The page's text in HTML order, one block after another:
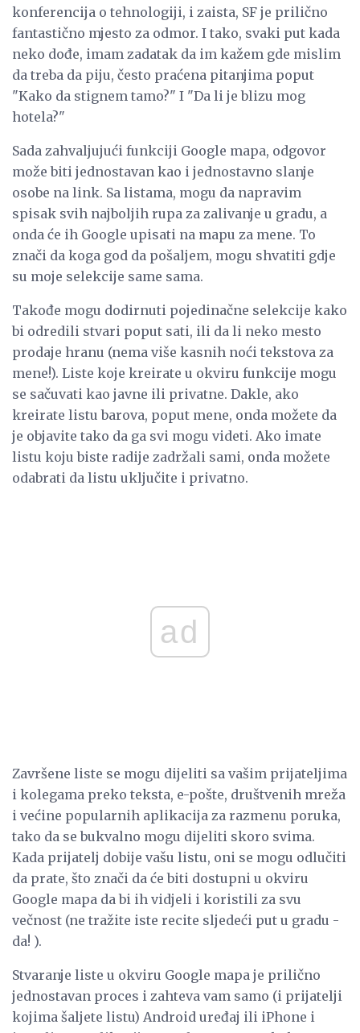
konferencija o tehnologiji, i zaista, SF je prilično
fantastično mjesto za odmor. I tako, svaki put kada
neko dođe, imam zadatak da im kažem gde mislim
da treba da piju, često praćena pitanjima poput
"Kako da stignem tamo?" I "Da li je blizu mog
hotela?"
Sada zahvaljujući funkciji Google mapa, odgovor
može biti jednostavan kao i jednostavno slanje
osobe na link. Sa listama, mogu da napravim
spisak svih najboljih rupa za zalivanje u gradu, a
onda će ih Google upisati na mapu za mene. To
znači da koga god da pošaljem, mogu shvatiti gdje
su moje selekcije same sama.
Takođe mogu dodirnuti pojedinačne selekcije kako
bi odredili stvari poput sati, ili da li neko mesto
prodaje hranu (nema više kasnih noći tekstova za
mene!). Liste koje kreirate u okviru funkcije mogu
se sačuvati kao javne ili privatne. Dakle, ako
kreirate listu barova, poput mene, onda možete da
je objavite tako da ga svi mogu videti. Ako imate
listu koju biste radije zadržali sami, onda možete
odabrati da listu uključite i privatno.
ad
Završene liste se mogu dijeliti sa vašim prijateljima
i kolegama preko teksta, e-pošte, društvenih mreža
i većine popularnih aplikacija za razmenu poruka,
tako da se bukvalno mogu dijeliti skoro svima.
Kada prijatelj dobije vašu listu, oni se mogu odlučiti
da prate, što znači da će biti dostupni u okviru
Google mapa da bi ih vidjeli i koristili za svu
večnost (ne tražite iste recite sljedeći put u gradu -
da! ).
Stvaranje liste u okviru Google mapa je prilično
jednostavan proces i zahteva vam samo (i prijatelji
kojima šaljete listu) Android uređaj ili iPhone i